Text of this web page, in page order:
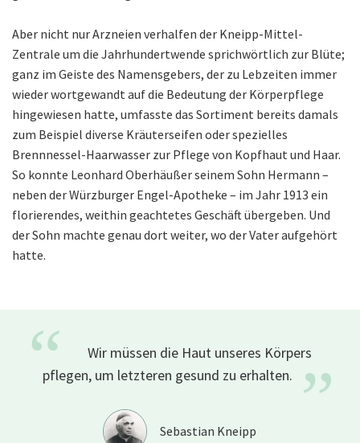
Aber nicht nur Arzneien verhalfen der Kneipp-Mittel-
Zentrale um die Jahrhundertwende sprichwörtlich zur Blüte;
ganz im Geiste des Namensgebers, der zu Lebzeiten immer
wieder wortgewandt auf die Bedeutung der Körperpflege
hingewiesen hatte, umfasste das Sortiment bereits damals
zum Beispiel diverse Kräuterseifen oder spezielles
Brennnessel-Haarwasser zur Pflege von Kopfhaut und Haar.
So konnte Leonhard Oberhäußer seinem Sohn Hermann –
neben der Würzburger Engel-Apotheke – im Jahr 1913 ein
florierendes, weithin geachtetes Geschäft übergeben. Und
der Sohn machte genau dort weiter, wo der Vater aufgehört
hatte.
“
Wir müssen die Haut unseres Körpers
pflegen, um letzteren gesund zu erhalten. ”
Sebastian Kneipp